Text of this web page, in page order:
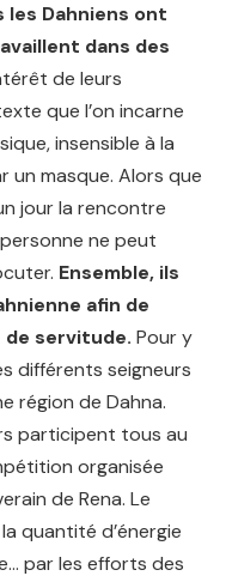
Dahniens ont
dans des
de leurs
que l’on incarne
insensible à la
un masque. Alors que
jour la rencontre
ne peut
Ensemble, ils
afin de
servitude. Pour y
différents seigneurs
région de Dahna.
participent tous au
organisée
de Rena. Le
quantité d’énergie
par les efforts des